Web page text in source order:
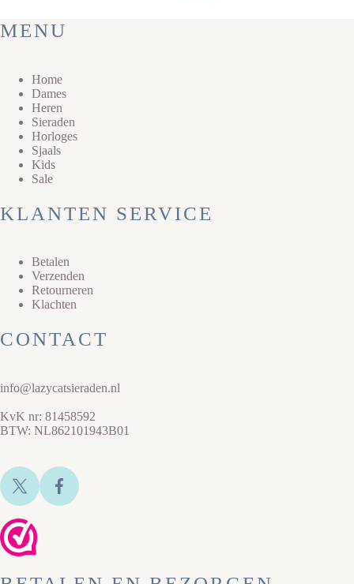
MENU
Home
Dames
Heren
Sieraden
Horloges
Sjaals
Kids
Sale
KLANTEN SERVICE
Betalen
Verzenden
Retourneren
Klachten
CONTACT
info@lazycatsieraden.nl
KvK nr: 81458592
BTW: NL862101943B01